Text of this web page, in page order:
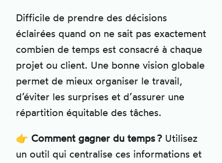
Difficile de prendre des décisions
éclairées quand on ne sait pas exactement
combien de temps est consacré à chaque
projet ou client. Une bonne vision globale
permet de mieux organiser le travail,
d’éviter les surprises et d’assurer une
répartition équitable des tâches.
👉 Comment gagner du temps ? Utilisez
un outil qui centralise ces informations et